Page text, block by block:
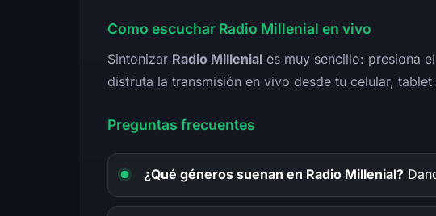
Como escuchar Radio Millenial en vivo
Sintonizar Radio Millenial es muy sencillo: presiona
disfruta la transmisión en vivo desde tu celular,
Preguntas frecuentes
¿Qué géneros suenan en Radio Millenial?